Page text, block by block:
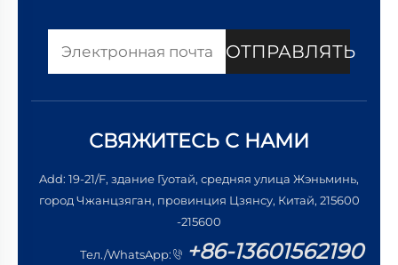
ОТПРАВЛЯТЬ
СВЯЖИТЕСЬ С НАМИ
Add: 19-21/F, здание Гуотай, средняя улица Жэньминь,
город Чжанцзяган, провинция Цзянсу, Китай, 215600
-215600
Тел./WhatsApp: +86-13601562190